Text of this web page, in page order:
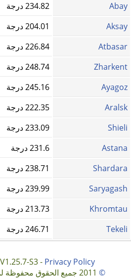
Abay
234.82 درجة
Aksay
204.01 درجة
Atbasar
226.84 درجة
Zharkent
248.74 درجة
Ayagoz
245.16 درجة
Aralsk
222.35 درجة
Shieli
233.09 درجة
Astana
231.6 درجة
Shardara
238.71 درجة
Saryagash
239.99 درجة
Khromtau
213.73 درجة
Tekeli
246.71 درجة
V1.25.7-S3 - Privacy Policy
©